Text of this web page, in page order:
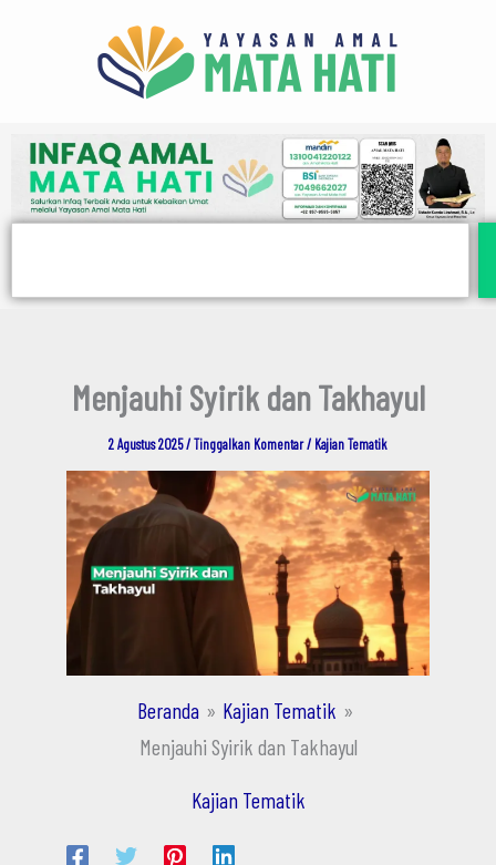
Menjauhi Syirik dan Takhayul
2 Agustus 2025/Tinggalkan Komentar/ Kajian Tematik
Beranda
Kajian Tematik
Menjauhi Syirik dan Takhayul
Kajian Tematik